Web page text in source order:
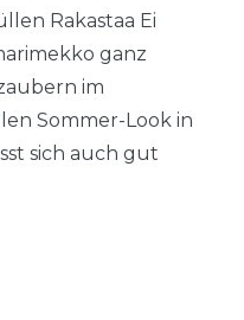
Rakastaa Ei
ganz
im
Sommer-Look in
sich auch gut